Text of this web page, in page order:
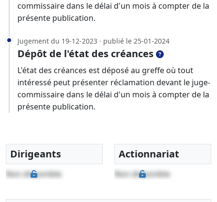
commissaire dans le délai d'un mois à compter de la
présente publication.
Jugement du 19-12-2023 · publié le 25-01-2024
Dépôt de l'état des créances
L'état des créances est déposé au greffe où tout
intéressé peut présenter réclamation devant le juge-
commissaire dans le délai d'un mois à compter de la
présente publication.
Dirigeants
Non disponible
Actionnariat
Non disponible